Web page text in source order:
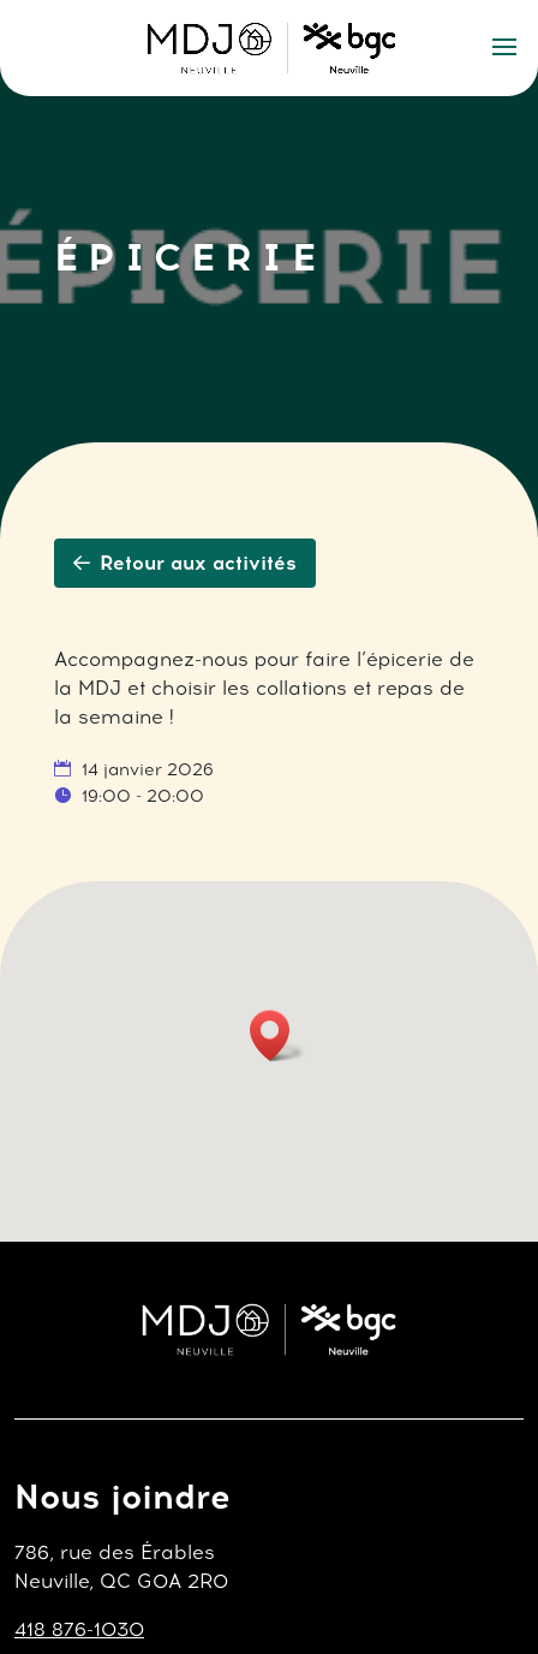
ÉPICERIE
Retour aux activités
Accompagnez-nous pour faire l’épicerie de
la MDJ et choisir les collations et repas de
la semaine !
14 janvier 2026
19:00 - 20:00
Nous joindre
786, rue des Érables
Neuville, QC G0A 2R0
418 876-1030